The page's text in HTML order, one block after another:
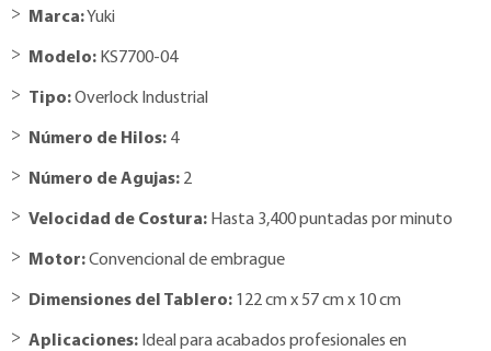
Marca:Yuki
Modelo: KS7700-04
Tipo:Overlock Industrial
Número de Hilos: 4
Número de Agujas: 2
Velocidad de Costura: Hasta 3,400 puntadas por minuto
Motor:Convencional de embrague
Dimensiones del Tablero: 122 cm x 57 cm x 10 cm
Aplicaciones: Ideal para acabados profesionales en